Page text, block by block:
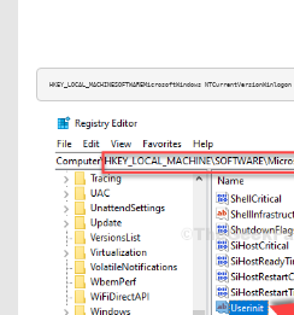
HKEY_LOCAL_MACHINESOFTWAREMicrosoftWindows NTCurrentVersionWinlogon